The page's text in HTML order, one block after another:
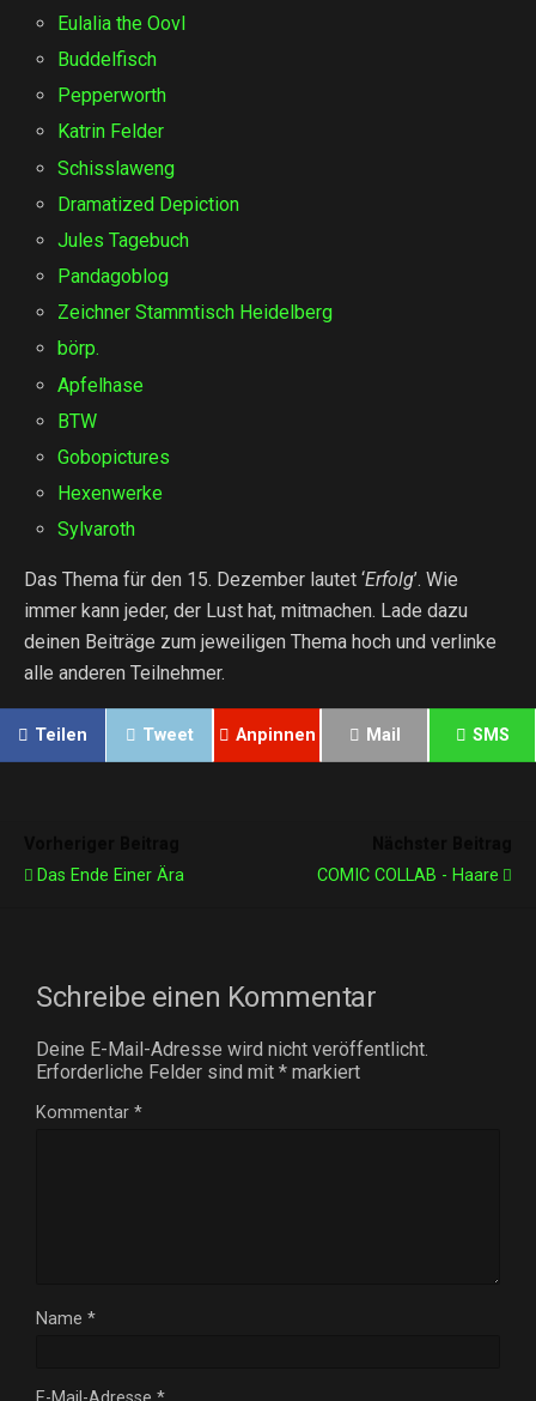
Eulalia the Oovl
Buddelfisch
Pepperworth
Katrin Felder
Schisslaweng
Dramatized Depiction
Jules Tagebuch
Pandagoblog
Zeichner Stammtisch Heidelberg
börp.
Apfelhase
BTW
Gobopictures
Hexenwerke
Sylvaroth
Das Thema für den 15. Dezember lautet ‘Erfolg’. Wie
immer kann jeder, der Lust hat, mitmachen. Lade dazu
deinen Beiträge zum jeweiligen Thema hoch und verlinke
alle anderen Teilnehmer.
Teilen Tweet Anpinnen Mail SMS
Das Ende Einer Ära
COMIC COLLAB - Haare
Schreibe einen Kommentar
Deine E-Mail-Adresse wird nicht veröffentlicht.
Erforderliche Felder sind mit * markiert
Kommentar *
Name *